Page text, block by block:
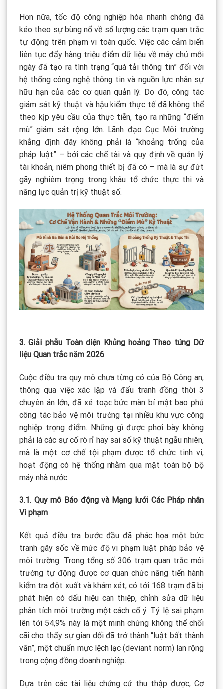
Hơn nữa, tốc độ công nghiệp hóa nhanh chóng đã
kéo theo sự bùng nổ về số lượng các trạm quan trắc
tự động trên phạm vi toàn quốc. Việc các cảm biến
liên tục đẩy hàng triệu điểm dữ liệu về máy chủ mỗi
ngày đã tạo ra tình trạng “quá tải thông tin” đối với
hệ thống công nghệ thông tin và nguồn lực nhân sự
hữu hạn của các cơ quan quản lý. Do đó, công tác
giám sát kỹ thuật và hậu kiểm thực tế đã không thể
theo kịp yêu cầu của thực tiễn, tạo ra những “điểm
mù” giám sát rộng lớn. Lãnh đạo Cục Môi trường
khẳng định đây không phải là “khoảng trống của
pháp luật” – bởi các chế tài và quy định về quản lý
tài khoản, niêm phong thiết bị đã có – mà là sự đứt
gãy nghiêm trọng trong khâu tổ chức thực thi và
năng lực quản trị kỹ thuật số.
3. Giải phẫu Toàn diện Khủng hoảng Thao túng Dữ
liệu Quan trắc năm 2026
Cuộc điều tra quy mô chưa từng có của Bộ Công an,
thông qua việc xác lập và đấu tranh đồng thời 3
chuyên án lớn, đã xé toạc bức màn bí mật bao phủ
công tác bảo vệ môi trường tại nhiều khu vực công
nghiệp trọng điểm. Những gì được phơi bày không
phải là các sự cố rò rỉ hay sai số kỹ thuật ngẫu nhiên,
mà là một cơ chế tội phạm được tổ chức tinh vi,
hoạt động có hệ thống nhằm qua mặt toàn bộ bộ
máy nhà nước.
3.1. Quy mô Báo động và Mạng lưới Các Pháp nhân
Vi phạm
Kết quả điều tra bước đầu đã phác họa một bức
tranh gây sốc về mức độ vi phạm luật pháp bảo vệ
môi trường. Trong tổng số 306 trạm quan trắc môi
trường tự động được cơ quan chức năng tiến hành
kiểm tra đột xuất và khám xét, có tới 168 trạm đã bị
phát hiện có dấu hiệu can thiệp, chỉnh sửa dữ liệu
phân tích môi trường một cách cố ý. Tỷ lệ sai phạm
lên tới 54,9% này là một minh chứng không thể chối
cãi cho thấy sự gian dối đã trở thành “luật bất thành
văn”, một chuẩn mực lệch lạc (deviant norm) lan rộng
trong cộng đồng doanh nghiệp.
Dựa trên các tài liệu chứng cứ thu thập được, Cơ